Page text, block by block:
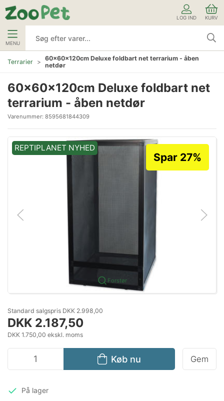
LOG IND KURV
MENU
Terrarier
60x60x120cm Deluxe foldbart net terrarium - åben
netdør
60x60x120cm Deluxe foldbart net
terrarium - åben netdør
Varenummer: 8595681844309
REPTIPLANET NYHED
Forstør
Spar 27%
Standard salgspris DKK 2.998,00
DKK 2.187,50
DKK 1.750,00 ekskl. moms
Køb nu Gem
På lager